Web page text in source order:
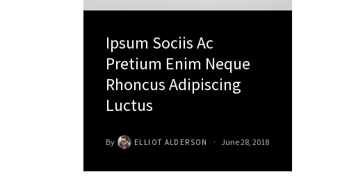
Ipsum Sociis Ac
Pretium Enim Neque
Rhoncus Adipiscing
Luctus
By ELLIOT ALDERSON June 28, 2018